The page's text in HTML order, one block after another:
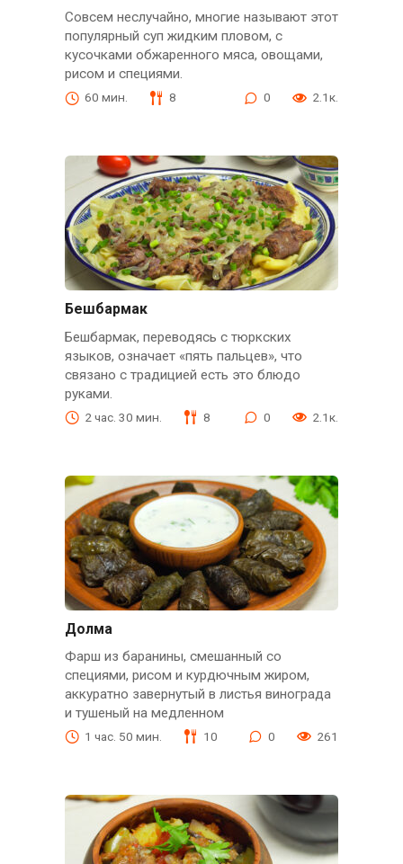
Совсем неслучайно, многие называют этот
популярный суп жидким пловом, с
кусочками обжаренного мяса, овощами,
рисом и специями.
60 мин. 8 0 2.1к.
Бешбармак
Бешбармак, переводясь с тюркских
языков, означает «пять пальцев», что
связано с традицией есть это блюдо
руками.
2 час. 30 мин. 8 0 2.1к.
Долма
Фарш из баранины, смешанный со
специями, рисом и курдючным жиром,
аккуратно завернутый в листья винограда
и тушеный на медленном
1 час. 50 мин. 10 0 261